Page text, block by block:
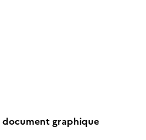
graphique